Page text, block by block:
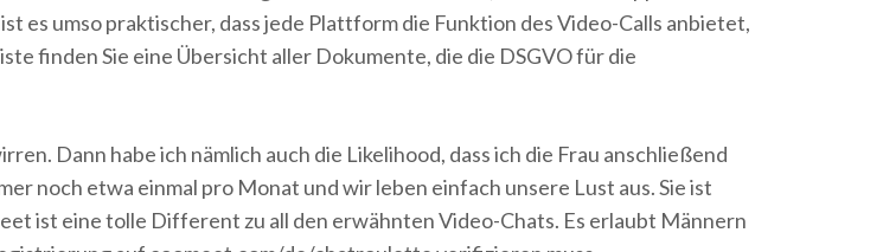
es umso praktischer, dass jede Plattform die Funktion des Video-Calls anbietet,
finden Sie eine Übersicht aller Dokumente, die die DSGVO für die
Dann habe ich nämlich auch die Likelihood, dass ich die Frau anschließend
noch etwa einmal pro Monat und wir leben einfach unsere Lust aus. Sie ist
ist eine tolle Different zu all den erwähnten Video-Chats. Es erlaubt Männern